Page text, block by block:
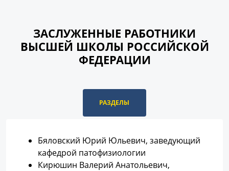
ЗАСЛУЖЕННЫЕ РАБОТНИКИ
ВЫСШЕЙ ШКОЛЫ РОССИЙСКОЙ
ФЕДЕРАЦИИ
РАЗДЕЛЫ
Бяловский Юрий Юльевич, заведующий
кафедpой патофизиологии
Кирюшин Валерий Анатольевич,